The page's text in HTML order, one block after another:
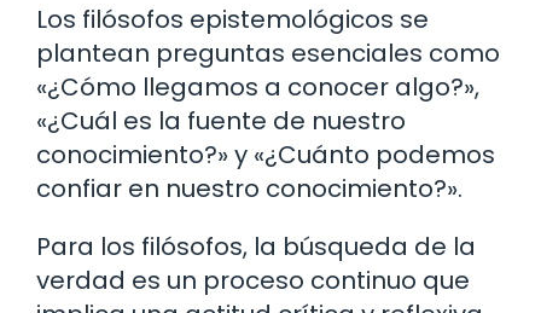
Los filósofos epistemológicos se
plantean preguntas esenciales como
«¿Cómo llegamos a conocer algo?»,
«¿Cuál es la fuente de nuestro
conocimiento?» y «¿Cuánto podemos
confiar en nuestro conocimiento?».
Para los filósofos, la búsqueda de la
verdad es un proceso continuo que